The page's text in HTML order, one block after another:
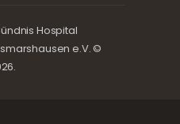
Hospital
e.V. ©